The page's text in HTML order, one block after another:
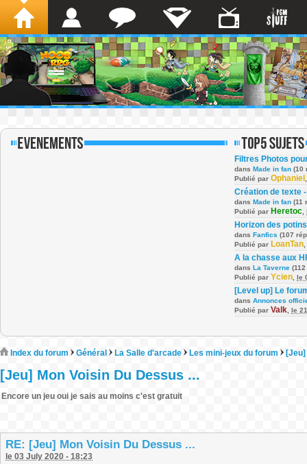
Filtres Photos
dans Made in fan (10
Publié par Ophaniel
Création de texte
dans Made in fan (11
Publié par Heretoc
Horizon des potins
dans Fanfics (107
Publié par LoanTan
A la chasse aux
dans La Taverne
Publié par Ycien le
[Level up] Le
dans Annonces
Publié par Valk le
Index du forum Général La Salle d'arcade Les mini-jeux du forum
[Jeu] Mon Voisin Du Dessus ...
Encore un jeu oui je sais au moins c'est gratuit
RE: [Jeu] Mon Voisin Du Dessus ...
le 03 July 2020 - 18:23